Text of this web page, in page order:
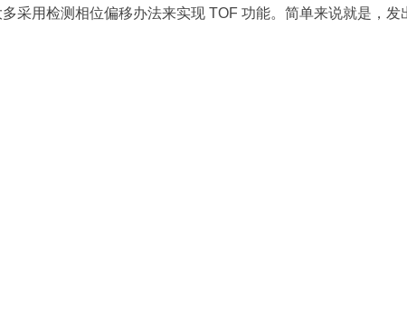
采用检测相位偏移办法来实现 TOF 功能。简单来说就是，